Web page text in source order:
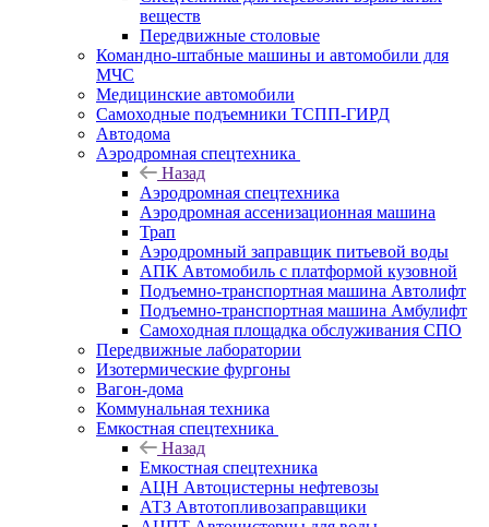
веществ
Передвижные столовые
Командно-штабные машины и автомобили для
МЧС
Медицинские автомобили
Самоходные подъемники ТСПП-ГИРД
Автодома
Аэродромная спецтехника
Назад
Аэродромная спецтехника
Аэродромная ассенизационная машина
Трап
Аэродромный заправщик питьевой воды
АПК Автомобиль с платформой кузовной
Подъемно-транспортная машина Автолифт
Подъемно-транспортная машина Амбулифт
Самоходная площадка обслуживания СПО
Передвижные лаборатории
Изотермические фургоны
Вагон-дома
Коммунальная техника
Емкостная спецтехника
Назад
Емкостная спецтехника
АЦН Автоцистерны нефтевозы
АТЗ Автотопливозаправщики